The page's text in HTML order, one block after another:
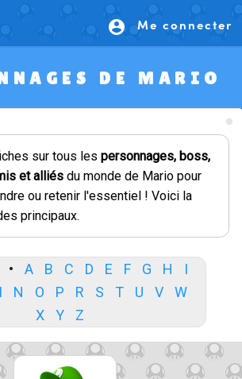
account_circle Me connecter
DE MARIO
sur tous les personnages, boss,
et alliés du monde de Mario pour
ou retenir l'essentiel ! Voici la
principaux.
• A B C D E F G H
I
N O P R S T U V
W
X
Y Z